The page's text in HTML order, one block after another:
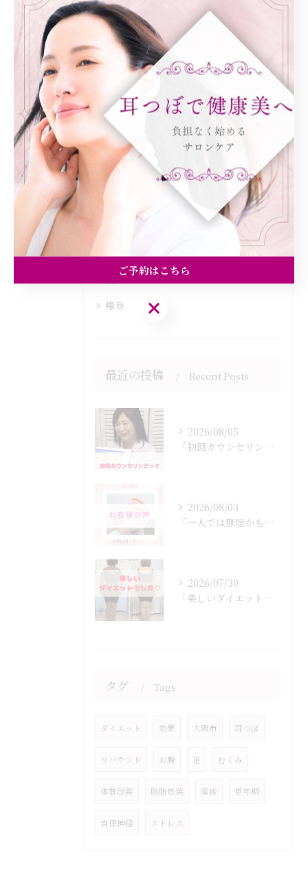
< 前のページ 一覧に戻る 次のページ >
カテゴリー Categories
全てのカテゴリー
美容エステ
食欲
痩身
最近の投稿 Recent Posts
2026/08/05
「初回カウンセリングでは何をするの？」
2026/08/03
「一人では無理かも…」
2026/07/30
「楽しいダイエットでした♡」
タグ Tags
ダイエット 効果 大阪市 耳つぼ
リバウンド お腹 足 むくみ
体質改善 脂肪燃焼 産後 更年期
自律神経 ストレス
ご予約はこちら
ご予約はこちら